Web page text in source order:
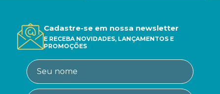
Cadastre-se em nossa newsletter
E RECEBA NOVIDADES, LANÇAMENTOS E
PROMOÇÕES